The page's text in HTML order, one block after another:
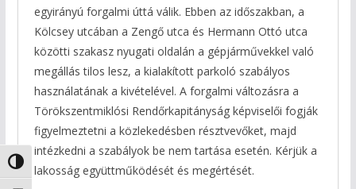
Nagy kontraszt váltása
egyirányú forgalmi úttá válik. Ebben az időszakban, a
Kölcsey utcában a Zengő utca és Hermann Ottó utca
közötti szakasz nyugati oldalán a gépjárművekkel való
megállás tilos lesz, a kialakított parkoló szabályos
használatának a kivételével. A forgalmi változásra a
Törökszentmiklósi Rendőrkapitányság képviselői fogják
figyelmeztetni a közlekedésben résztvevőket, majd
intézkedni a szabályok be nem tartása esetén. Kérjük a
lakosság együttműködését és megértését.